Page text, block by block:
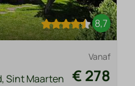
8,7
Vanaf
€ 278
Sint Maarten